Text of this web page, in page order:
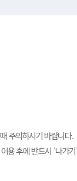
주의하시기 바랍니다.
용 후에 반드시 '나가